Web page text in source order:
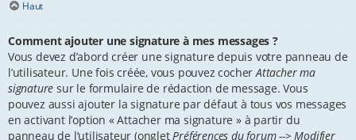
Haut
Comment ajouter une signature à mes messages ?
Vous devez d’abord créer une signature depuis votre panneau de
l’utilisateur. Une fois créée, vous pouvez cocherAttacher ma
signature sur le formulaire de rédaction de message. Vous
pouvez aussi ajouter la signature par défaut à tous vos messages
en activant l’option « Attacher ma signature » à partir du
panneau de l’utilisateur (ongletPréférences du forum --> Modifier